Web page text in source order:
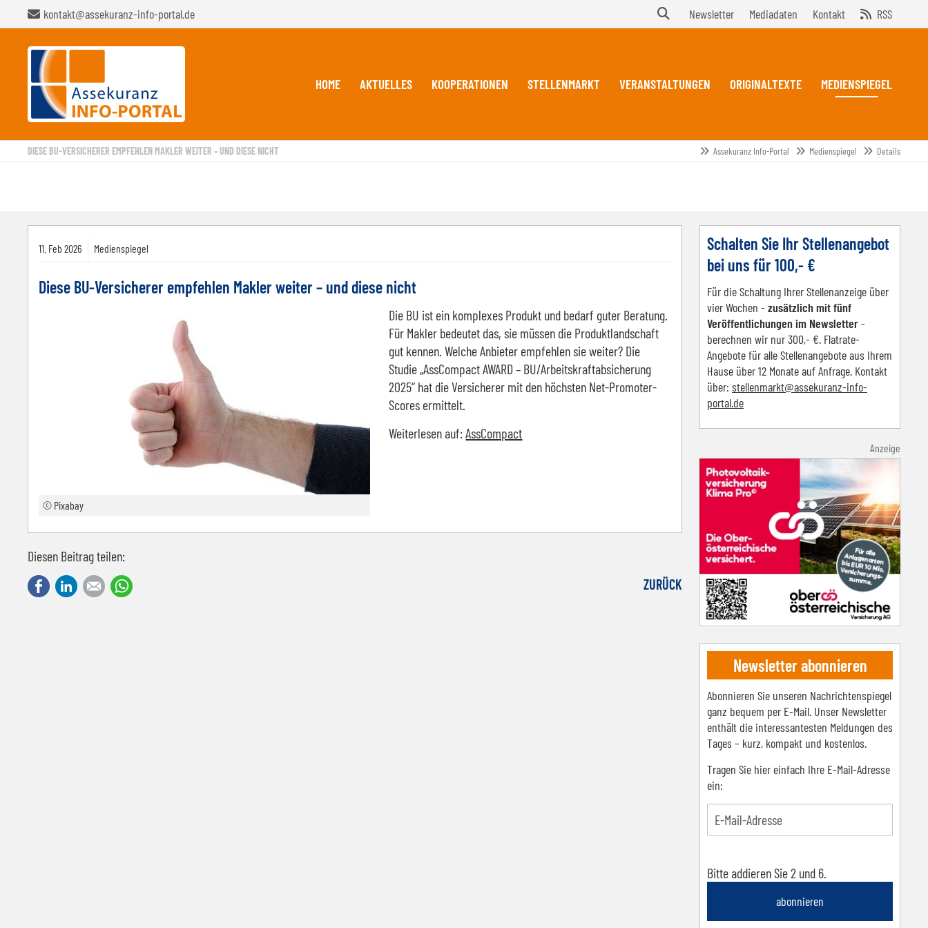
kontakt@assekuranz-info-portal.de Newsletter Mediadaten Kontakt RSS
HOME AKTUELLES KOOPERATIONEN STELLENMARKT VERANSTALTUNGEN ORIGINALTEXTE MEDIENSPIEGEL
DIESE BU-VERSICHERER EMPFEHLEN MAKLER WEITER – UND DIESE NICHT Assekuranz Info-Portal Medienspiegel Details
11. Feb 2026 Medienspiegel
Diese BU-Versicherer empfehlen Makler weiter – und diese nicht
© Pixabay
Die BU ist ein komplexes Produkt und bedarf guter Beratung.
Für Makler bedeutet das, sie müssen die Produktlandschaft
gut kennen. Welche Anbieter empfehlen sie weiter? Die
Studie „AssCompact AWARD – BU/Arbeitskraftabsicherung
2025“ hat die Versicherer mit den höchsten Net-Promoter-
Scores ermittelt.
Weiterlesen auf:AssCompact
Diesen Beitrag teilen:
FacebookLinkedInE-mail ZURÜCK
Schalten Sie Ihr Stellenangebot
bei uns für 100,- €
Für die Schaltung Ihrer Stellenanzeige über
vier Wochen - zusätzlich mit fünf
Veröffentlichungen im Newsletter-
berechnen wir nur 300,- €. Flatrate-
Angebote für alle Stellenangebote aus Ihrem
Hause über 12 Monate auf Anfrage. Kontakt
über: stellenmarkt@assekuranz-info-
portal.de
Anzeige
Newsletter abonnieren
Abonnieren Sie unseren Nachrichtenspiegel
ganz bequem per E-Mail. Unser Newsletter
enthält die interessantesten Meldungen des
Tages – kurz, kompakt und kostenlos.
Tragen Sie hier einfach Ihre E-Mail-Adresse
ein:
Bitte addieren Sie 2 und 6.
abonnieren